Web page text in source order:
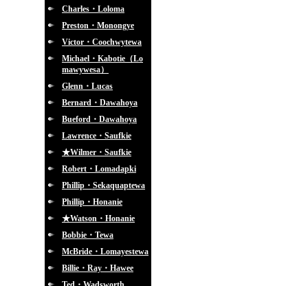
Charles・Loloma
Preston・Monongye
Victor・Coochwytewa
Michael・Kabotie（Lo
mawywesa）
Glenn・Lucas
Bernard・Dawahoya
Bueford・Dawahoya
Lawrence・Saufkie
★Wilmer・Saufkie
Robert・Lomadapki
Phillip・Sekaquaptewa
Phillip・Honanie
★Watson・Honanie
Bobbie・Tewa
McBride・Lomayestewa
Billie・Ray・Hawee